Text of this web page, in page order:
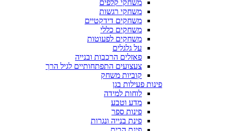
משחקי קלפים
משחקי רגשות
משחקים דידקטיים
משחקים כללי
משחקים לפעוטות
על גלגלים
פאזלים הרכבות ובנייה
צעצועים התפתחותיים לגיל הרך
קוביות משחק
פינות פעילות בגן
לוחות למידה
מדע וטבע
פינות ספר
פינת בנייה ונגרות